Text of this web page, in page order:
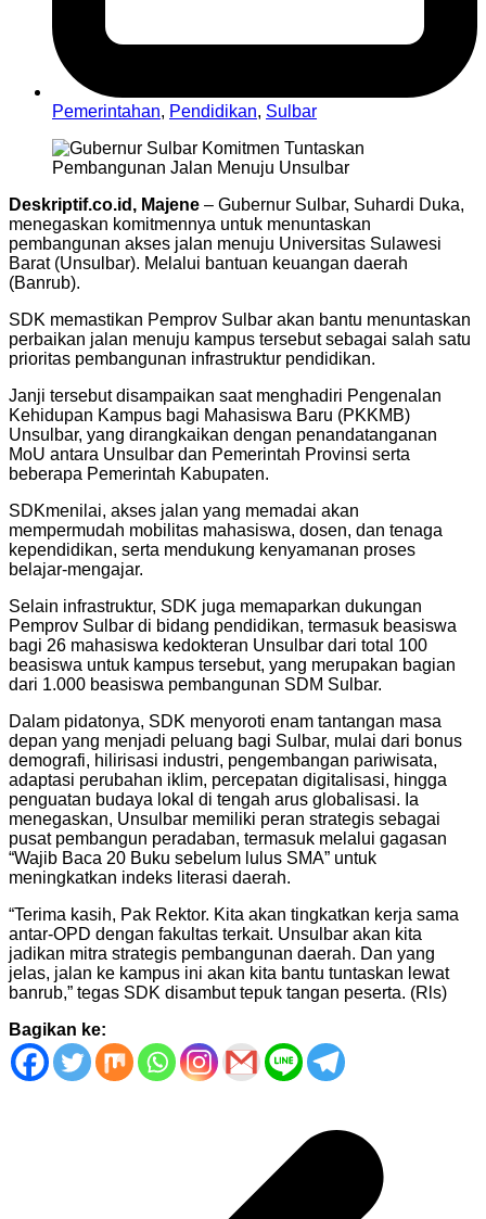
Pemerintahan, Pendidikan, Sulbar
Deskriptif.co.id, Majene – Gubernur Sulbar, Suhardi Duka,
menegaskan komitmennya untuk menuntaskan
pembangunan akses jalan menuju Universitas Sulawesi
Barat (Unsulbar). Melalui bantuan keuangan daerah
(Banrub).
SDK memastikan Pemprov Sulbar akan bantu menuntaskan
perbaikan jalan menuju kampus tersebut sebagai salah satu
prioritas pembangunan infrastruktur pendidikan.
Janji tersebut disampaikan saat menghadiri Pengenalan
Kehidupan Kampus bagi Mahasiswa Baru (PKKMB)
Unsulbar, yang dirangkaikan dengan penandatanganan
MoU antara Unsulbar dan Pemerintah Provinsi serta
beberapa Pemerintah Kabupaten.
SDKmenilai, akses jalan yang memadai akan
mempermudah mobilitas mahasiswa, dosen, dan tenaga
kependidikan, serta mendukung kenyamanan proses
belajar-mengajar.
Selain infrastruktur, SDK juga memaparkan dukungan
Pemprov Sulbar di bidang pendidikan, termasuk beasiswa
bagi 26 mahasiswa kedokteran Unsulbar dari total 100
beasiswa untuk kampus tersebut, yang merupakan bagian
dari 1.000 beasiswa pembangunan SDM Sulbar.
Dalam pidatonya, SDK menyoroti enam tantangan masa
depan yang menjadi peluang bagi Sulbar, mulai dari bonus
demografi, hilirisasi industri, pengembangan pariwisata,
adaptasi perubahan iklim, percepatan digitalisasi, hingga
penguatan budaya lokal di tengah arus globalisasi. Ia
menegaskan, Unsulbar memiliki peran strategis sebagai
pusat pembangun peradaban, termasuk melalui gagasan
“Wajib Baca 20 Buku sebelum lulus SMA” untuk
meningkatkan indeks literasi daerah.
“Terima kasih, Pak Rektor. Kita akan tingkatkan kerja sama
antar-OPD dengan fakultas terkait. Unsulbar akan kita
jadikan mitra strategis pembangunan daerah. Dan yang
jelas, jalan ke kampus ini akan kita bantu tuntaskan lewat
banrub,” tegas SDK disambut tepuk tangan peserta. (Rls)
Bagikan ke: